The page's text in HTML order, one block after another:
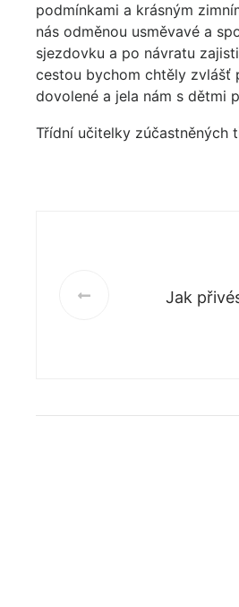
podmínkami a krásným
nás odměnou usměvavé a
sjezdovku a po návratu
cestou bychom chtěly zvlášť
dovolené a jela nám s dětmi
Třídní učitelky zúčastněných
Jak